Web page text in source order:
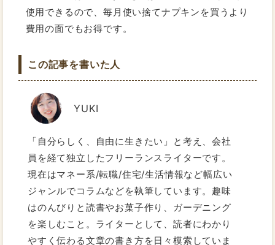
使用できるので、毎月使い捨てナプキンを買うより
費用の面でもお得です。
この記事を書いた人
YUKI
「自分らしく、自由に生きたい」と考え、会社
員を経て独立したフリーランスライターです。
現在はマネー系/転職/住宅/生活情報など幅広い
ジャンルでコラムなどを執筆しています。趣味
はのんびりと読書やお菓子作り、ガーデニング
を楽しむこと。ライターとして、読者にわかり
やすく伝わる文章の書き方を日々模索していま